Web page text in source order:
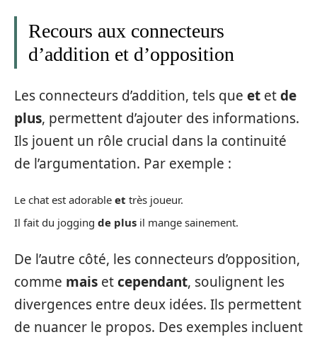
Recours aux connecteurs
d’addition et d’opposition
Les connecteurs d’addition, tels que et etde
plus, permettent d’ajouter des informations.
Ils jouent un rôle crucial dans la continuité
de l’argumentation. Par exemple :
Le chat est adorable et très joueur.
Il fait du jogging de plus il mange sainement.
De l’autre côté, les connecteurs d’opposition,
comme mais etcependant, soulignent les
divergences entre deux idées. Ils permettent
de nuancer le propos. Des exemples incluent